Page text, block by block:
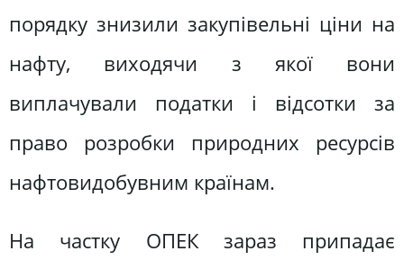
порядку знизили закупівельні ціни на
нафту, виходячи з якої вони
виплачували податки і відсотки за
право розробки природних ресурсів
нафтовидобувним країнам.
На частку ОПЕК зараз припадає